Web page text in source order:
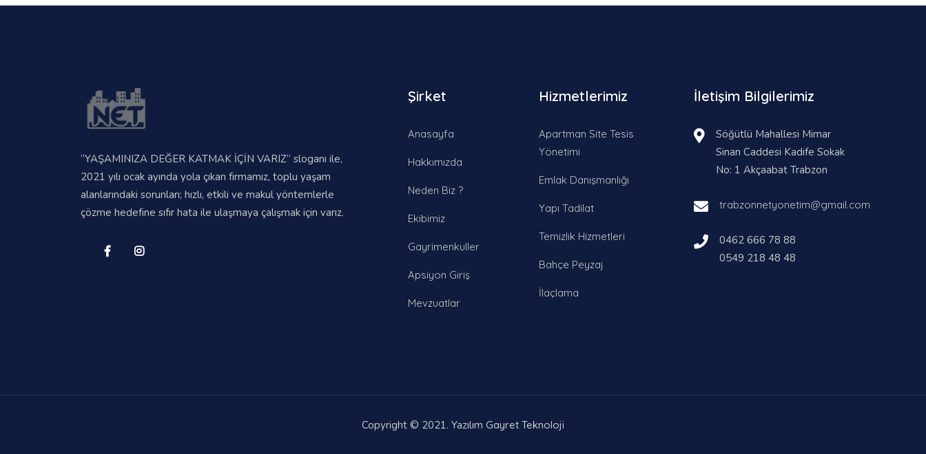
“YAŞAMINIZA DEĞER KATMAK İÇİN VARIZ” sloganı ile,
2021 yılı ocak ayında yola çıkan firmamız, toplu yaşam
alanlarındaki sorunları; hızlı, etkili ve makul yöntemlerle
çözme hedefine sıfır hata ile ulaşmaya çalışmak için varız.
Şirket
Anasayfa
Hakkımızda
Neden Biz ?
Ekibimiz
Gayrimenkuller
Apsiyon Giriş
Mevzuatlar
Hizmetlerimiz
Apartman Site Tesis
Yönetimi
Emlak Danışmanlığı
Yapı Tadilat
Temizlik Hizmetleri
Bahçe Peyzaj
İlaçlama
İletişim Bilgilerimiz
Söğütlü Mahallesi Mimar
Sinan Caddesi Kadife Sokak
No: 1 Akçaabat Trabzon
trabzonnetyonetim@gmail.com
0462 666 78 88
0549 218 48 48
Copyright © 2021. Yazılım Gayret Teknoloji